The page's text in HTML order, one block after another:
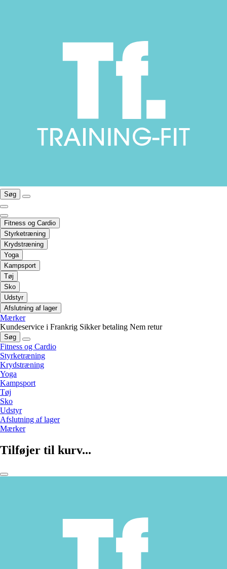
Søg
Fitness og Cardio
Styrketræning
Krydstræning
Yoga
Kampsport
Tøj
Sko
Udstyr
Afslutning af lager
Mærker
Kundeservice i Frankrig Sikker betaling Nem retur
Søg
Fitness og Cardio
Styrketræning
Krydstræning
Yoga
Kampsport
Tøj
Sko
Udstyr
Afslutning af lager
Mærker
Tilføjer til kurv...